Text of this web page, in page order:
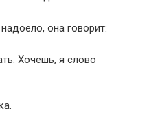
она говорит:
Хочешь, я слово